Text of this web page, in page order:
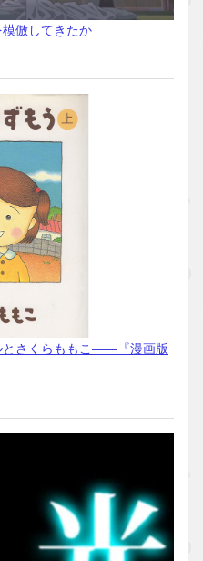
倣してきたか
とさくらももこ――『漫画版